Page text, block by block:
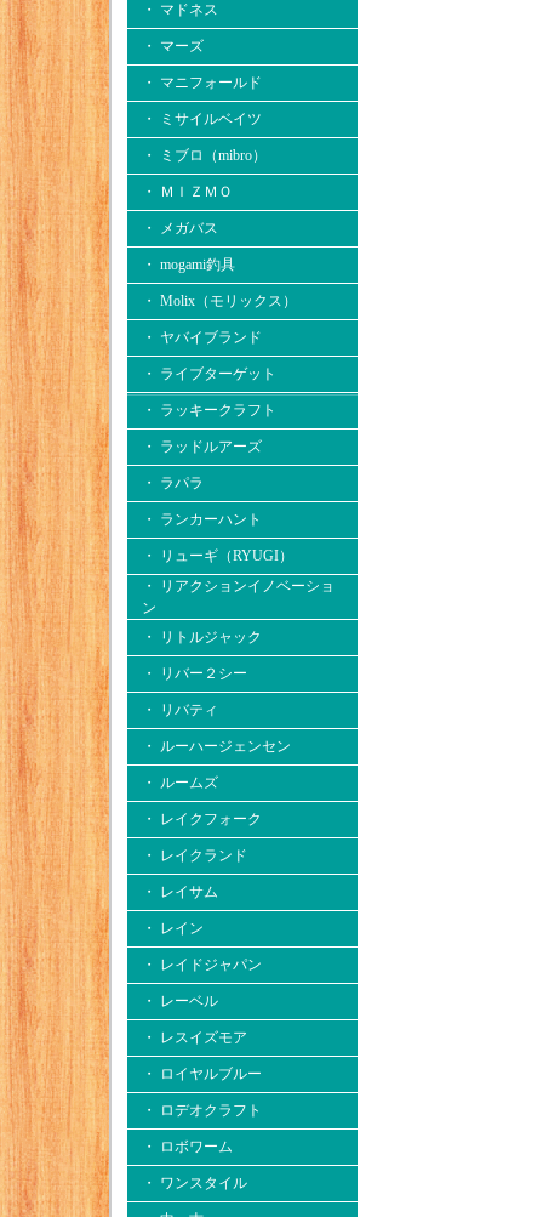
・ マドネス
・ マーズ
・ マニフォールド
・ ミサイルベイツ
・ ミブロ（mibro）
・ ＭＩＺＭＯ
・ メガバス
・ mogami釣具
・ Molix（モリックス）
・ ヤバイブランド
・ ライブターゲット
・ ラッキークラフト
・ ラッドルアーズ
・ ラパラ
・ ランカーハント
・ リューギ（RYUGI）
・ リアクションイノベーショ
ン
・ リトルジャック
・ リバー２シー
・ リバティ
・ ルーハージェンセン
・ ルームズ
・ レイクフォーク
・ レイクランド
・ レイサム
・ レイン
・ レイドジャパン
・ レーベル
・ レスイズモア
・ ロイヤルブルー
・ ロデオクラフト
・ ロボワーム
・ ワンスタイル